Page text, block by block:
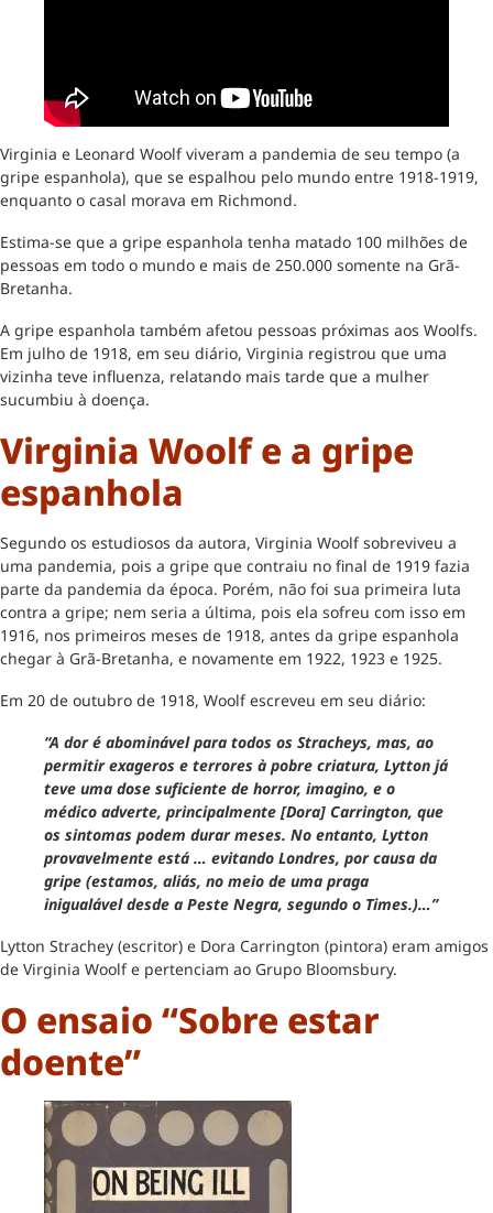
Virginia e Leonard Woolf viveram a pandemia de seu tempo (a
gripe espanhola), que se espalhou pelo mundo entre 1918-1919,
enquanto o casal morava em Richmond.
Estima-se que a gripe espanhola tenha matado 100 milhões de
pessoas em todo o mundo e mais de 250.000 somente na Grã-
Bretanha.
A gripe espanhola também afetou pessoas próximas aos Woolfs.
Em julho de 1918, em seu diário, Virginia registrou que uma
vizinha teve influenza, relatando mais tarde que a mulher
sucumbiu à doença.
Virginia Woolf e a gripe
espanhola
Segundo os estudiosos da autora, Virginia Woolf sobreviveu a
uma pandemia, pois a gripe que contraiu no final de 1919 fazia
parte da pandemia da época. Porém, não foi sua primeira luta
contra a gripe; nem seria a última, pois ela sofreu com isso em
1916, nos primeiros meses de 1918, antes da gripe espanhola
chegar à Grã-Bretanha, e novamente em 1922, 1923 e 1925.
Em 20 de outubro de 1918, Woolf escreveu em seu diário:
“A dor é abominável para todos os Stracheys, mas, ao
permitir exageros e terrores à pobre criatura, Lytton já
teve uma dose suficiente de horror, imagino, e o
médico adverte, principalmente [Dora] Carrington, que
os sintomas podem durar meses. No entanto, Lytton
provavelmente está … evitando Londres, por causa da
gripe (estamos, aliás, no meio de uma praga
inigualável desde a Peste Negra, segundo o Times.)…”
Lytton Strachey (escritor) e Dora Carrington (pintora) eram amigos
de Virginia Woolf e pertenciam ao Grupo Bloomsbury.
O ensaio “Sobre estar
doente”